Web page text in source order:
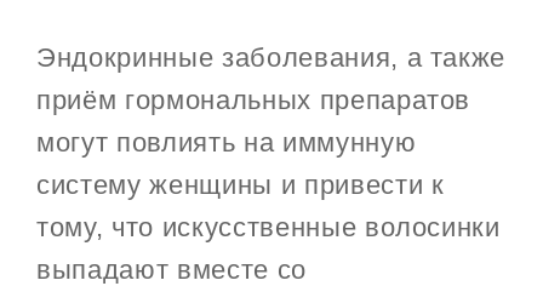
Эндокринные заболевания, а также
приём гормональных препаратов
могут повлиять на иммунную
систему женщины и привести к
тому, что искусственные волосинки
выпадают вместе со